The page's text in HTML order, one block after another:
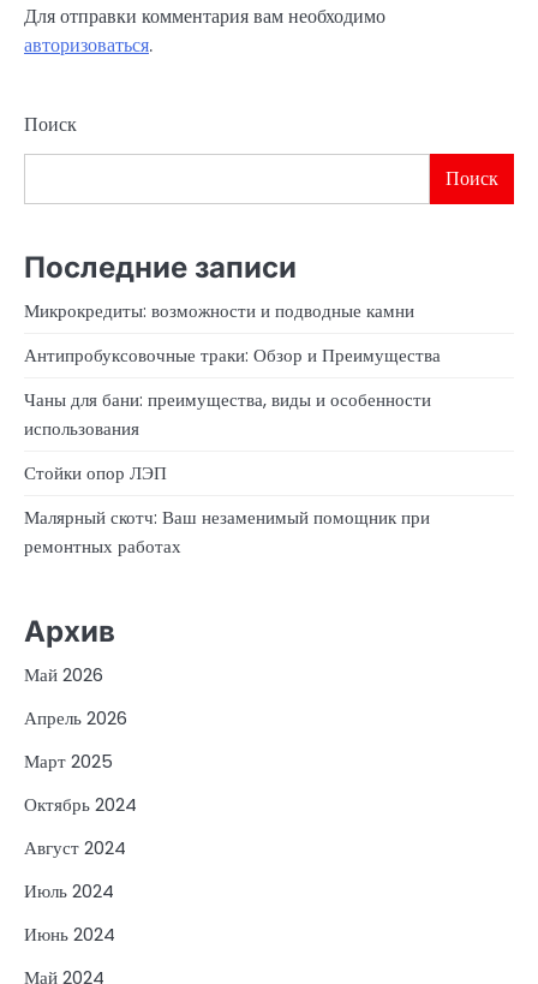
Для отправки комментария вам необходимо
авторизоваться.
Поиск
Поиск
Последние записи
Микрокредиты: возможности и подводные камни
Антипробуксовочные траки: Обзор и Преимущества
Чаны для бани: преимущества, виды и особенности
использования
Стойки опор ЛЭП
Малярный скотч: Ваш незаменимый помощник при
ремонтных работах
Архив
Май 2026
Апрель 2026
Март 2025
Октябрь 2024
Август 2024
Июль 2024
Июнь 2024
Май 2024